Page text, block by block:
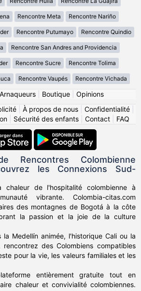
Rencontre Meta Rencontre Nariño
Rencontre Putumayo Rencontre Quindio
Rencontre San Andres and Providencia
Rencontre Sucre Rencontre Tolima
Rencontre Vaupés Rencontre Vichada
Arnaqueurs| Boutique| Opinions
À propos de nous Confidentialité
| Sécurité des enfants| Contact| FAQ
Rencontres Colombienne
les Connexions Sud-
chaleur de l'hospitalité colombienne à
vibrante. Colombia-citas.com
des montagnes de Bogotá à la côte
la passion et la joie de la culture
Medellín animée, l'historique Cali ou la
rencontrez des Colombiens compatibles
pour la vie, les valeurs familiales et les
entièrement gratuite tout en
chaleur et convivialité colombiennes.